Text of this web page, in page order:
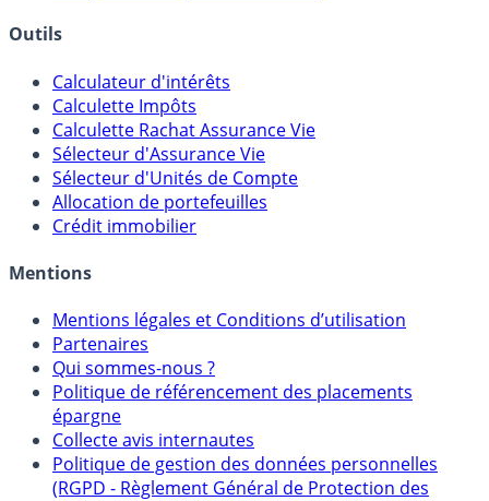
Outils
Calculateur d'intérêts
Calculette Impôts
Calculette Rachat Assurance Vie
Sélecteur d'Assurance Vie
Sélecteur d'Unités de Compte
Allocation de portefeuilles
Crédit immobilier
Mentions
Mentions légales et Conditions d’utilisation
Partenaires
Qui sommes-nous ?
Politique de référencement des placements
épargne
Collecte avis internautes
Politique de gestion des données personnelles
(RGPD - Règlement Général de Protection des